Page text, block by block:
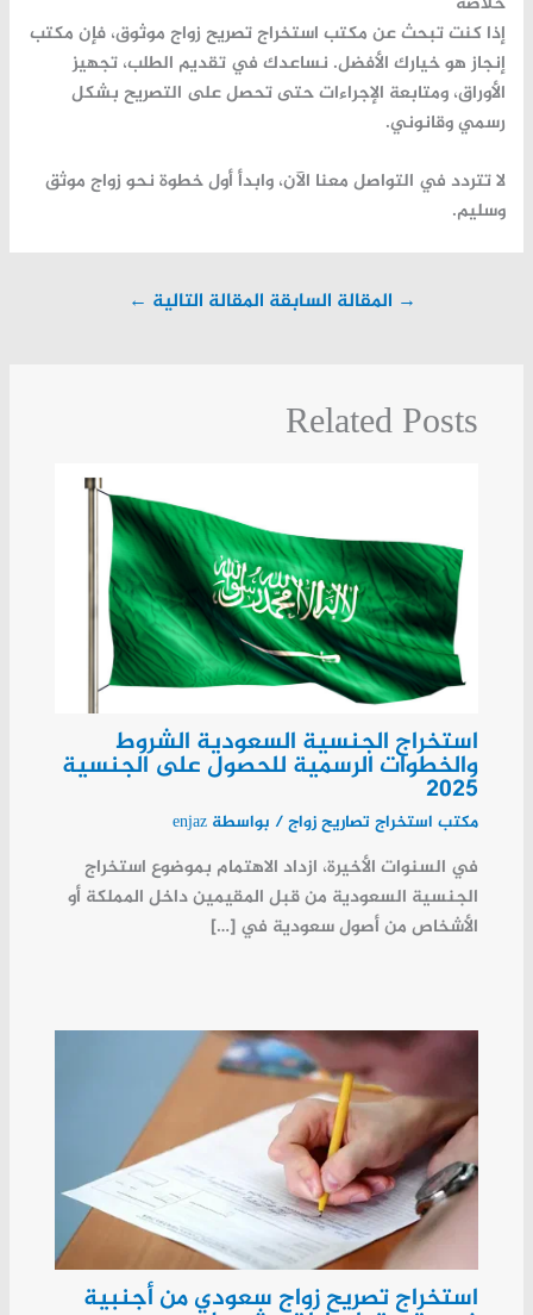
إذاكنتتبحثعن مكتب استخراجتصريح زواج موثوق،فإن مكتب
إنجازهوخيارك الأفضل. نساعدك فيتقديم الطلب،تجهيز
الأوراق،ومتابعة الإجراءاتحتىتحصلعلى التصريح بشكل
رسميوقانوني.
لاتتردد في التواصل معنا الآن،وابدأأولخطوة نحو زواج موثق
وسليم.
→ المقالة السابقة المقالة التالية ←
Related Posts
استخراج الجنسية السعودية الشروط
والخطوات الرسمية للحصول على الجنسية
2025
مكتب استخراج تصاريح زواج/ بواسطة enjaz
في السنوات الأخيرة، ازداد الاهتمام بموضوع استخراج
الجنسية السعودية من قبل المقيمين داخل المملكة أو
الأشخاص من أصول سعودية في […]
استخراج تصريح زواج سعودي من أجنبية